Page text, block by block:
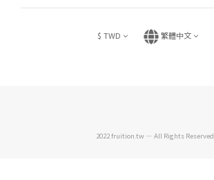
$ TWD 繁體中文
2022 fruition.tw — All Rights Reserved